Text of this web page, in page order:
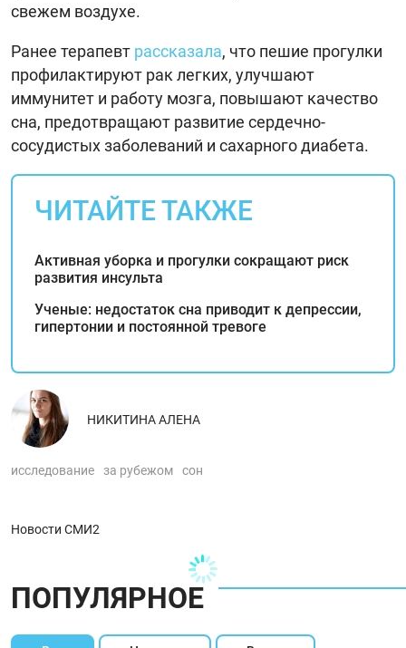
свежем воздухе.
Ранее терапевт рассказала, что пешие прогулки
профилактируют рак легких, улучшают
иммунитет и работу мозга, повышают качество
сна, предотвращают развитие сердечно-
сосудистых заболеваний и сахарного диабета.
ЧИТАЙТЕ ТАКЖЕ
Активная уборка и прогулки сокращают риск
развития инсульта
Ученые: недостаток сна приводит к депрессии,
гипертонии и постоянной тревоге
НИКИТИНА АЛЕНА
исследование за рубежом сон
Новости СМИ2
ПОПУЛЯРНОЕ